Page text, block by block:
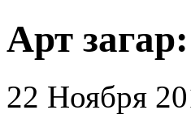
Арт
22 Ноября